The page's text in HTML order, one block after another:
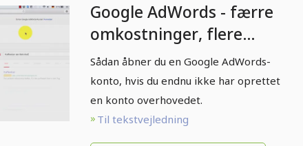
Google AdWords - færre
omkostninger, flere
kunder - Åbning af
AdWords-konto den 1.8.
Sådan åbner du en Google AdWords-
konto, hvis du endnu ikke har oprettet
en konto overhovedet.
Til tekstvejledning